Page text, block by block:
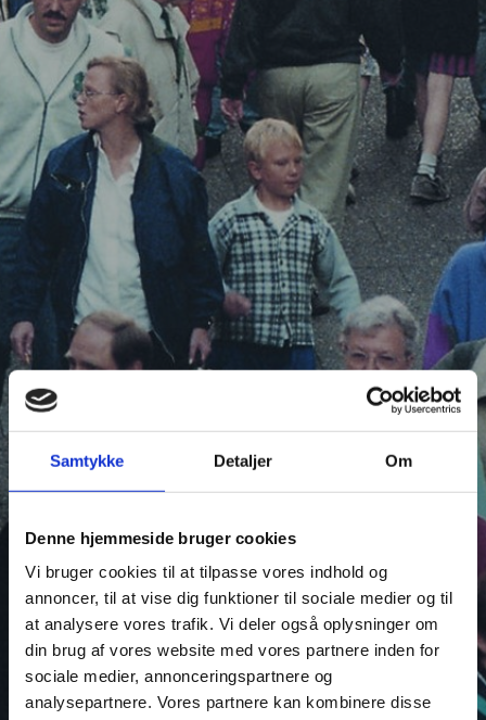
Samtykke Detaljer Om
Denne hjemmeside bruger cookies
Vi bruger cookies til at tilpasse vores indhold og
annoncer, til at vise dig funktioner til sociale medier og til
at analysere vores trafik. Vi deler også oplysninger om
din brug af vores website med vores partnere inden for
sociale medier, annonceringspartnere og
analysepartnere. Vores partnere kan kombinere disse